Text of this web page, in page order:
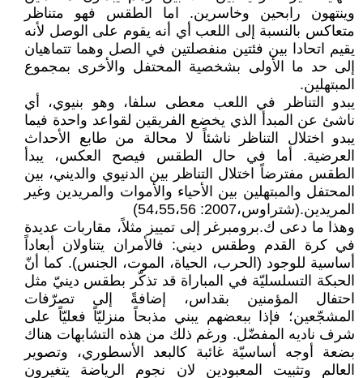
وينتهون رابحين وخاسرين. اما الطقس فهو متناظر
متعاكس بالنسبة إلى اللعب أي أنه يقوم على الوصل لأنه
يقيم اتحادا بين فئتين منفصلتين في الصل وهما تتماهيان
إلى حد ما الأولى بشخصية المحتفل والأخرى بمجموع
المبتهلين.
يبدو التناظر في اللعب معطى سلفا، وهو بنيوي، أي
ناشئ عن المبدأ الذي يخضع الفريقين لقواعد واحدة فيما
يبدو اختلال التناظر ناشئاً لا محالة من طابع الأحداث
العرضية. أما في حال الطقس فيصح العكس، يبدأ
الطقس مفترضاً اختلال التناظر بين الدنيوي والديني، بين
المحتفل والمبتهلين بين الأحياء والأموات والمريدين وغير
المريدين.(شتراوس،2007: 54،55،56)
وهذا ما دعى ك.برومبرغر إلى تمييز مثلاً، مقاربات عديدة
في كرة القدم وطقس ديني: فالأمران يتناولان أبعاداً
أساسية للوجود (الحرب، الحياة، الموت، الجنس). كما أنّ
الحبكة التسلسليّة في المباراة قد تذكّر بطقس دينيّ مثل
احتفال المؤمنين بقداس، إضافةً إلى تصرّفات
المشجّعين؛ فإذا ببعضهم يبني مذبحاً منزليّاً فعليّاً على
شرف ناديه المفضّل. ورغم ذلك من هذه التشابهات هناك
بضعة أوجه أساسيّة غائبة كالبعد الأسطوري، وتصوير
العالم وتثبيت المعبودين لان نجوم الرياضة يتغيرون